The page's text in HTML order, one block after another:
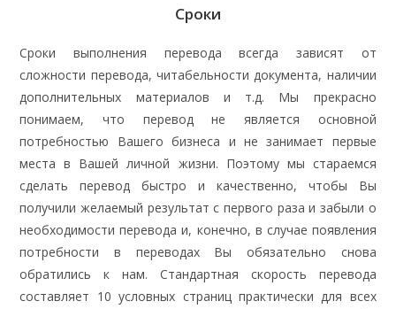
Сроки
Сроки выполнения перевода всегда зависят от
сложности перевода, читабельности документа, наличии
дополнительных материалов и т.д. Мы прекрасно
понимаем, что перевод не является основной
потребностью Вашего бизнеса и не занимает первые
места в Вашей личной жизни. Поэтому мы стараемся
сделать перевод быстро и качественно, чтобы Вы
получили желаемый результат с первого раза и забыли о
необходимости перевода и, конечно, в случае появления
потребности в переводах Вы обязательно снова
обратились к нам. Стандартная скорость перевода
составляет 10 условных страниц практически для всех